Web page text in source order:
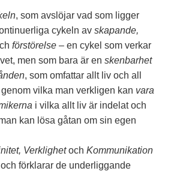
, som avslöjar vad som ligger
cykeln av skapande,
förstörelse – en cykel som verkar
men som bara är en skenbarhet
, som omfattar allt liv och all
vilka man verkligen kan vara
i vilka allt liv är indelat och
kan lösa gåtan om sin egen
Verklighetoch Kommunikation
förklarar de underliggande